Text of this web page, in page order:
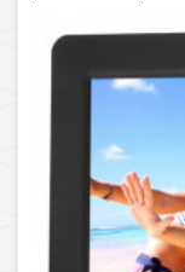
/ Carte SD, Haut-